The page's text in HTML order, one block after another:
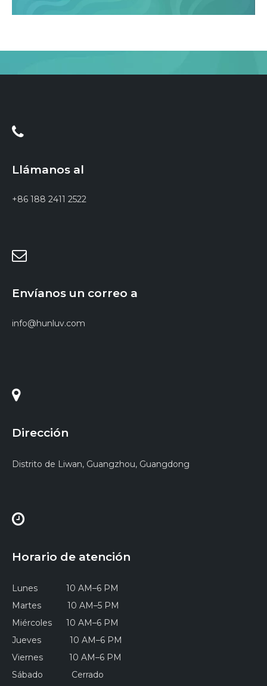
Llámanos al
+86 188 2411 2522
Envíanos un correo a
info@hunluv.com
Dirección
Distrito de Liwan, Guangzhou, Guangdong
Horario de atención
Lunes 10 AM–6 PM
Martes 10 AM–5 PM
Miércoles 10 AM–6 PM
Jueves 10 AM–6 PM
Viernes 10 AM–6 PM
Sábado Cerrado